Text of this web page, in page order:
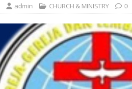
admin CHURCH & MINISTRY 0